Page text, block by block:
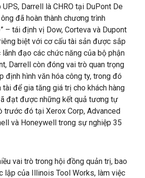
Darrell là CHRO tại DuPont De
đã hoàn thành chương trình
– tái định vị Dow, Corteva và Dupont
biệt với cơ cấu tài sản được sắp
đạo các chức năng của bộ phận
Darrell còn đóng vai trò quan trọng
định hình văn hóa công ty, trong đó
tài để gia tăng giá trị cho khách hàng
đạt được những kết quả tương tự
trước đó tại Xerox Corp, Advanced
và Honeywell trong sự nghiệp 35
vai trò trong hội đồng quản trị, bao
lập của Illinois Tool Works, làm việc